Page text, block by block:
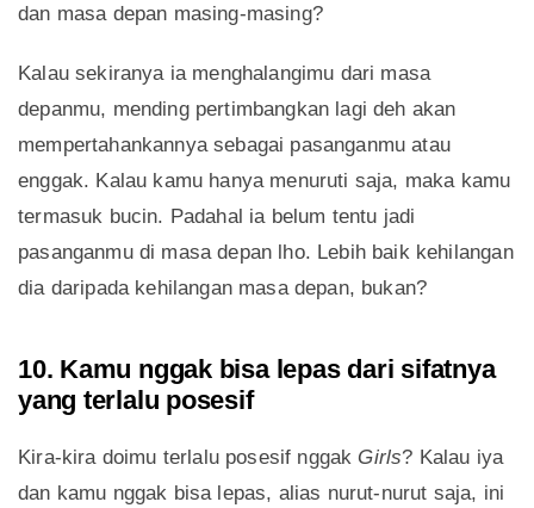
dan masa depan masing-masing?
Kalau sekiranya ia menghalangimu dari masa
depanmu, mending pertimbangkan lagi deh akan
mempertahankannya sebagai pasanganmu atau
enggak. Kalau kamu hanya menuruti saja, maka kamu
termasuk bucin. Padahal ia belum tentu jadi
pasanganmu di masa depan lho. Lebih baik kehilangan
dia daripada kehilangan masa depan, bukan?
10. Kamu nggak bisa lepas dari sifatnya
yang terlalu posesif
Kira-kira doimu terlalu posesif nggak Girls? Kalau iya
dan kamu nggak bisa lepas, alias nurut-nurut saja, ini